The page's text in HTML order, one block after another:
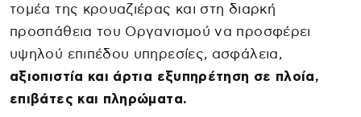
τομέα της κρουαζιέρας και στη διαρκή
προσπάθεια του Οργανισμού να προσφέρει
υψηλού επιπέδου υπηρεσίες, ασφάλεια,
αξιοπιστία και άρτια εξυπηρέτηση σε πλοία,
επιβάτες και πληρώματα.